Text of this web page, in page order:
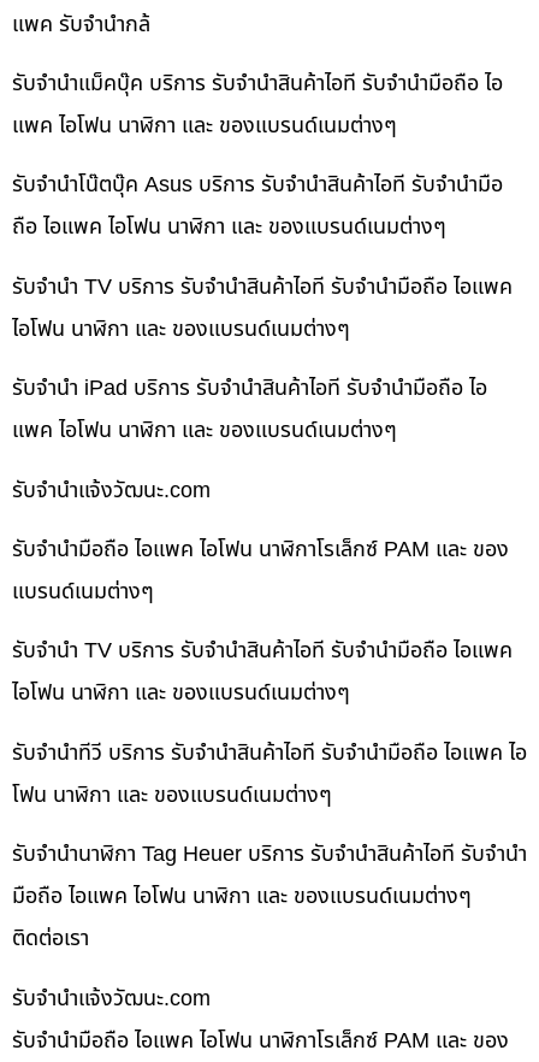
แพค รับจำนำกล้
รับจำนำแม็คบุ๊ค บริการ รับจำนำสินค้าไอที รับจำนำมือถือ ไอ
แพค ไอโฟน นาฬิกา และ ของแบรนด์เนมต่างๆ
รับจำนำโน๊ตบุ๊ค Asus บริการ รับจำนำสินค้าไอที รับจำนำมือ
ถือ ไอแพค ไอโฟน นาฬิกา และ ของแบรนด์เนมต่างๆ
รับจำนำ TV บริการ รับจำนำสินค้าไอที รับจำนำมือถือ ไอแพค
ไอโฟน นาฬิกา และ ของแบรนด์เนมต่างๆ
รับจำนำ iPad บริการ รับจำนำสินค้าไอที รับจำนำมือถือ ไอ
แพค ไอโฟน นาฬิกา และ ของแบรนด์เนมต่างๆ
รับจํานําแจ้งวัฒนะ.com
รับจำนำมือถือ ไอแพค ไอโฟน นาฬิกาโรเล็กซ์ PAM และ ของ
แบรนด์เนมต่างๆ
รับจำนำ TV บริการ รับจำนำสินค้าไอที รับจำนำมือถือ ไอแพค
ไอโฟน นาฬิกา และ ของแบรนด์เนมต่างๆ
รับจำนำทีวี บริการ รับจำนำสินค้าไอที รับจำนำมือถือ ไอแพค ไอ
โฟน นาฬิกา และ ของแบรนด์เนมต่างๆ
รับจำนำนาฬิกา Tag Heuer บริการ รับจำนำสินค้าไอที รับจำนำ
มือถือ ไอแพค ไอโฟน นาฬิกา และ ของแบรนด์เนมต่างๆ
ติดต่อเรา
รับจํานําแจ้งวัฒนะ.com
รับจำนำมือถือ ไอแพค ไอโฟน นาฬิกาโรเล็กซ์ PAM และ ของ